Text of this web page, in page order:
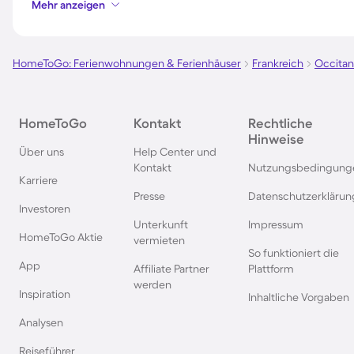
Camping in Bibione
Camping in Spanien Camping in Bayern
Camping in Garda Camping in
Camping in Callantsoog Camping auf Korsika
Camping auf Sizilien Camping in Istrien
Camping in Belgien
Mehr anzeigen
HomeToGo: Ferienwohnungen & Ferienhäuser Frankreich
HomeToGo
Über uns
Karriere
Investoren
HomeToGo Aktie
App
Inspiration
Analysen
Reiseführer
Kontakt
Help Center und
Kontakt
Presse
Unterkunft
vermieten
Affiliate Partner
werden
Rechtliche
Hinweise
Impressum
So funktioniert die
Plattform
Inhaltliche Vorgaben